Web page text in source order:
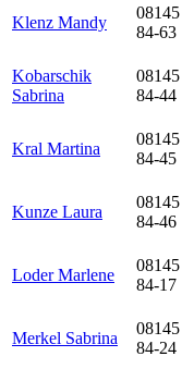
Klenz Mandy
08145
84-63
Kobarschik
Sabrina
08145
84-44
Kral Martina
08145
84-45
Kunze Laura
08145
84-46
Loder Marlene
08145
84-17
Merkel Sabrina
08145
84-24